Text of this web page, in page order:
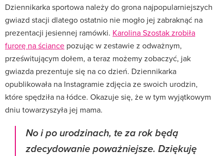
Dziennikarka sportowa należy do grona najpopularniejszych
gwiazd stacji dlatego ostatnio nie mogło jej zabraknąć na
prezentacji jesiennej ramówki. Karolina Szostak zrobiła
furorę na ściance pozując w zestawie z odważnym,
prześwitującym dołem, a teraz możemy zobaczyć, jak
gwiazda prezentuje się na co dzień. Dziennikarka
opublikowała na Instagramie zdjęcia ze swoich urodzin,
które spędziła na łódce. Okazuje się, że w tym wyjątkowym
dniu towarzyszyła jej mama.
No i po urodzinach, te za rok będą
zdecydowanie poważniejsze. Dziękuję